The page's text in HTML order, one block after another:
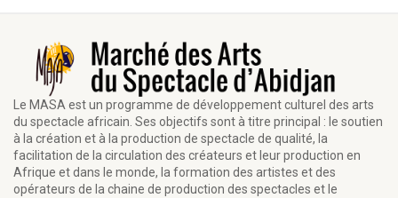
Le MASA est un programme de développement culturel des arts
du spectacle africain. Ses objectifs sont à titre principal : le soutien
à la création et à la production de spectacle de qualité, la
facilitation de la circulation des créateurs et leur production en
Afrique et dans le monde, la formation des artistes et des
opérateurs de la chaine de production des spectacles et le